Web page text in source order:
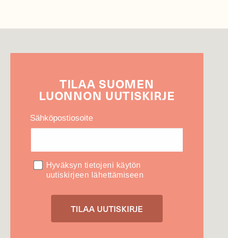
TILAASUOMEN
LUONNON UUTIS­KIRJE
Sähköpostiosoite
Hyväksyn tietojeni käytön
uutiskirjeen lähettämiseen